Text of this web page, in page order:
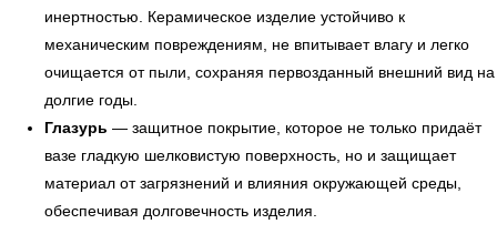
инертностью. Керамическое изделие устойчиво к
механическим повреждениям, не впитывает влагу и легко
очищается от пыли, сохраняя первозданный внешний вид на
долгие годы.
Глазурь — защитное покрытие, которое не только придаёт
вазе гладкую шелковистую поверхность, но и защищает
материал от загрязнений и влияния окружающей среды,
обеспечивая долговечность изделия.
УЗНАТЬ ПОДРОБНЕЕ